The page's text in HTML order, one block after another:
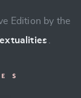
Edition by the
.